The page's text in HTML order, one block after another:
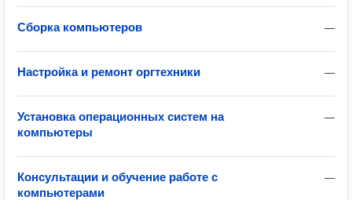
—
Сборка компьютеров
—
Настройка и ремонт оргтехники
—
Установка операционных систем на
компьютеры
—
Консультации и обучение работе с
компьютерами